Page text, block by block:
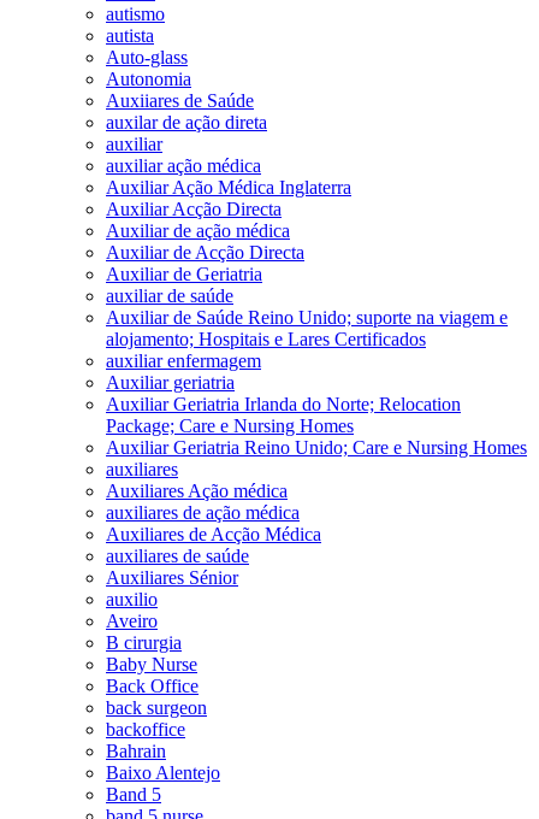
autismo
autista
Auto-glass
Autonomia
Auxiiares de Saúde
auxilar de ação direta
auxiliar
auxiliar ação médica
Auxiliar Ação Médica Inglaterra
Auxiliar Acção Directa
Auxiliar de ação médica
Auxiliar de Acção Directa
Auxiliar de Geriatria
auxiliar de saúde
Auxiliar de Saúde Reino Unido; suporte na viagem e
alojamento; Hospitais e Lares Certificados
auxiliar enfermagem
Auxiliar geriatria
Auxiliar Geriatria Irlanda do Norte; Relocation
Package; Care e Nursing Homes
Auxiliar Geriatria Reino Unido; Care e Nursing Homes
auxiliares
Auxiliares Ação médica
auxiliares de ação médica
Auxiliares de Acção Médica
auxiliares de saúde
Auxiliares Sénior
auxilio
Aveiro
B cirurgia
Baby Nurse
Back Office
back surgeon
backoffice
Bahrain
Baixo Alentejo
Band 5